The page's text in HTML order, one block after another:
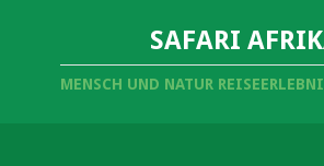
SAFARI
MENSCH UND NATUR